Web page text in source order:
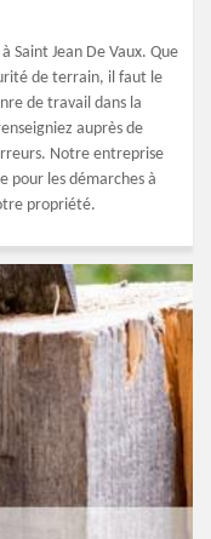
Saint Jean De Vaux. Que
de terrain, il faut le
de travail dans la
auprès de
Notre entreprise
pour les démarches à
propriété.